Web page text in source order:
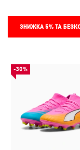
ЗНИЖКА 5%ТА
-30%